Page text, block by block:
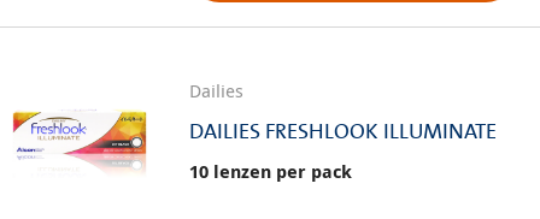
Dailies
DAILIES FRESHLOOK ILLUMINATE
10 lenzen per pack